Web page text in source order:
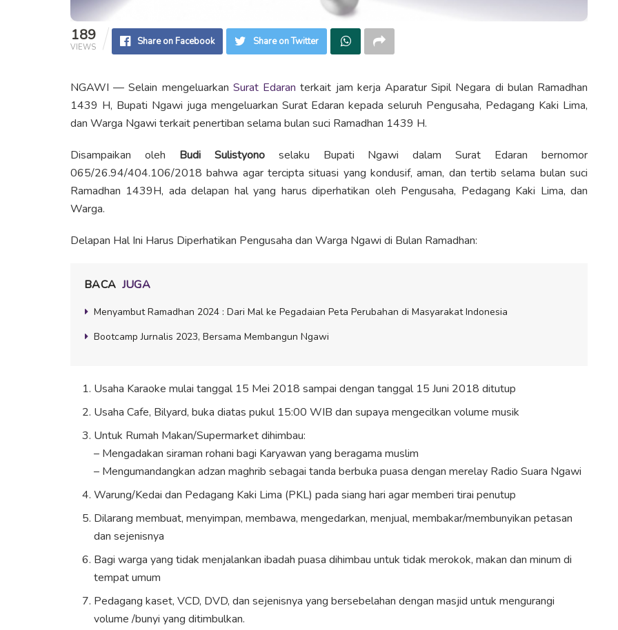
189
VIEWS Share on Facebook Share on Twitter
NGAWI — Selain mengeluarkan Surat Edaran terkait jam kerja Aparatur Sipil Negara di bulan Ramadhan
1439 H, Bupati Ngawi juga mengeluarkan Surat Edaran kepada seluruh Pengusaha, Pedagang Kaki Lima,
dan Warga Ngawi terkait penertiban selama bulan suci Ramadhan 1439 H.
Disampaikan oleh Budi Sulistyonoselaku Bupati Ngawi dalam Surat Edaran bernomor
065/26.94/404.106/2018 bahwa agar tercipta situasi yang kondusif, aman, dan tertib selama bulan suci
Ramadhan 1439H, ada delapan hal yang harus diperhatikan oleh Pengusaha, Pedagang Kaki Lima, dan
Warga.
Delapan Hal Ini Harus Diperhatikan Pengusaha dan Warga Ngawi di Bulan Ramadhan:
BACA JUGA
Menyambut Ramadhan 2024 : Dari Mal ke Pegadaian Peta Perubahan di Masyarakat Indonesia
Bootcamp Jurnalis 2023, Bersama Membangun Ngawi
Usaha Karaoke mulai tanggal 15 Mei 2018 sampai dengan tanggal 15 Juni 2018 ditutup
Usaha Cafe, Bilyard, buka diatas pukul 15:00 WIB dan supaya mengecilkan volume musik
Untuk Rumah Makan/Supermarket dihimbau:
– Mengadakan siraman rohani bagi Karyawan yang beragama muslim
– Mengumandangkan adzan maghrib sebagai tanda berbuka puasa dengan merelay Radio Suara Ngawi
Warung/Kedai dan Pedagang Kaki Lima (PKL) pada siang hari agar memberi tirai penutup
Dilarang membuat, menyimpan, membawa, mengedarkan, menjual, membakar/membunyikan petasan
dan sejenisnya
Bagi warga yang tidak menjalankan ibadah puasa dihimbau untuk tidak merokok, makan dan minum di
tempat umum
Pedagang kaset, VCD, DVD, dan sejenisnya yang bersebelahan dengan masjid untuk mengurangi
volume /bunyi yang ditimbulkan.